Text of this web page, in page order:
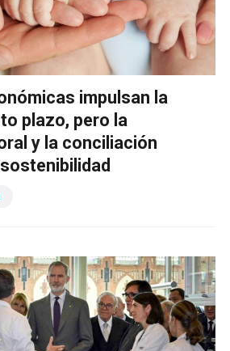
impulsan la
plazo, pero la
y la conciliación